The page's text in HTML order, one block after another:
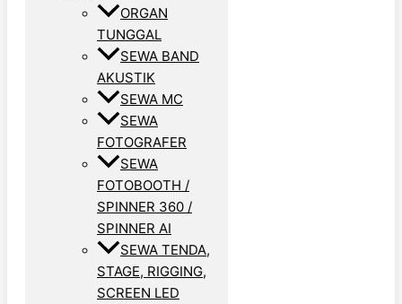
ORGAN
TUNGGAL
SEWA BAND
AKUSTIK
SEWA MC
SEWA
FOTOGRAFER
SEWA
FOTOBOOTH /
SPINNER 360 /
SPINNER AI
SEWA TENDA,
STAGE, RIGGING,
SCREEN LED